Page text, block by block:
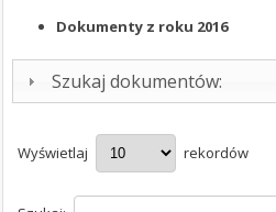
PODATKI
I
OPŁATY
ORGANIZACJE
POZARZĄDOWE
Informacje
Dokumenty z roku 2016
Szukaj dokumentów:
Wyświetlaj rekordów